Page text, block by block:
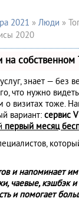
2021 » Люди »
2020
на
знает — без
что нужно
о визитах тоже.
вариант: сервис
первый месяц
и напоминает
чаевые, кэшбэк
и помогает